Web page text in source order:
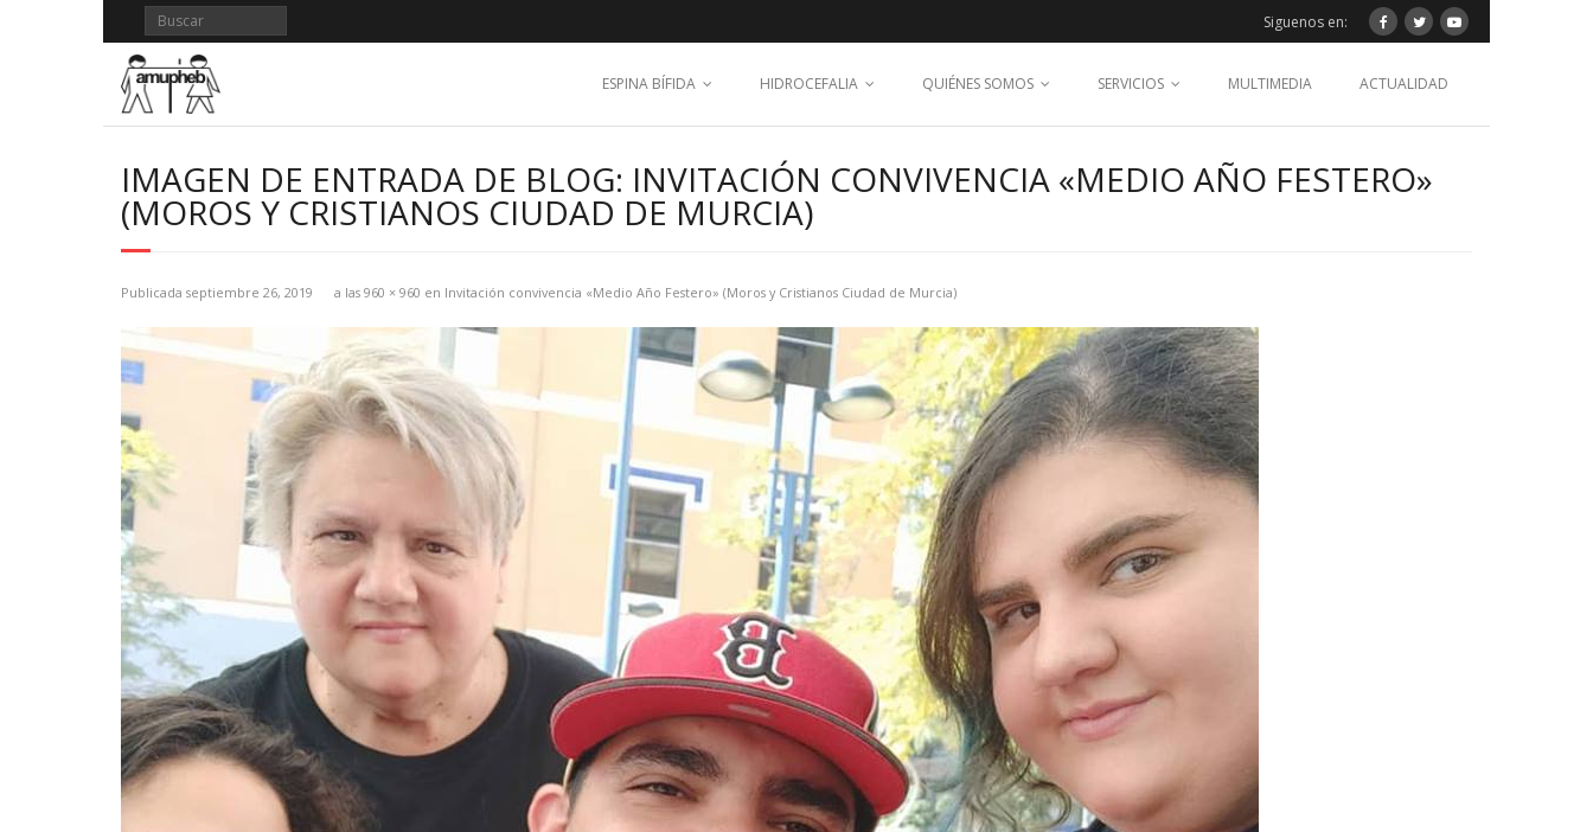
contenido
Siguenos en:
ESPINA BÍFIDA HIDROCEFALIA QUIÉNES SOMOS SERVICIOS MULTIMEDIA ACTUALIDAD
IMAGEN DE ENTRADA DE BLOG: INVITACIÓN CONVIVENCIA «MEDIO AÑO FESTERO»
(MOROS Y CRISTIANOS CIUDAD DE MURCIA)
Publicada septiembre 26, 2019 a las 960 × 960 en Invitación convivencia «Medio Año Festero» (Moros y Cristianos Ciudad de Murcia)